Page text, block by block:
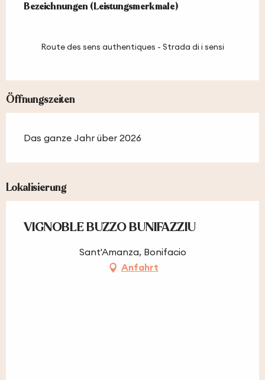
Bezeichnungen (Leistungsmerkmale)
Bezeichnungen (Leistungsmerkmale)
Route des sens authentiques - Strada di i sensi
Öffnungszeiten
Das ganze Jahr über 2026
Lokalisierung
VIGNOBLE BUZZO BUNIFAZZIU
Sant'Amanza, Bonifacio
Anfahrt